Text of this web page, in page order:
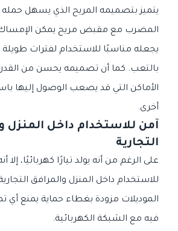
يتميز بتصميمه المريح الذي يسهل حمله
المضرب مع مقبض مريح يمكن
يجعله مناسبًا للاستخدام لفترات
بالتعب. كما أن تصميمه يحسن من
الأماكن التي قد يصعب الوصول إليها
أخرى.
آمن للاستخدام داخل المنزل
التجارية
على الرغم من أنه يولد تيارًا كهربائيًا، إلا
للاستخدام داخل المنزل والمرافق
الموديلات مزودة بغطاء حماية يمنع
فيه مع الشبكة الكهربائية.